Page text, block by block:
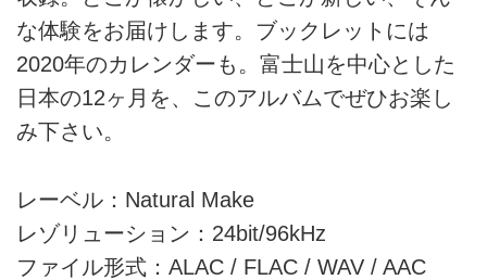
な体験をお届けします。ブックレットには
2020年のカレンダーも。富士山を中心とした
日本の12ヶ月を、このアルバムでぜひお楽し
み下さい。
レーベル：Natural Make
レゾリューション：24bit/96kHz
ファイル形式：ALAC / FLAC / WAV / AAC